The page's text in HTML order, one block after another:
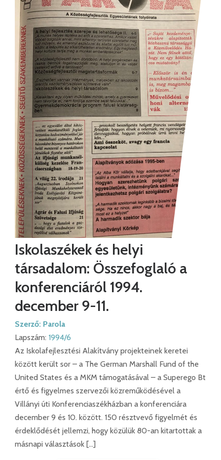
Iskolaszékek és helyi
társadalom: Összefoglaló a
konferenciáról 1994.
december 9-11.
Szerző: Parola
Lapszám: 1994/6
Az Iskolafejlesztési Alakítvány projekteinek keretei
között került sor – a The German Marshall Fund of the
United States és a MKM támogatásával – a Superego Bt
értő és figyelmes szervezői közreműködésével a
Villányi úti Konferenciaszékházban a konferenciára
december 9 és 10. között. 150 résztvevő figyelmét és
érdeklődését jellemzi, hogy közülük 80-an kitartottak a
másnapi választások […]